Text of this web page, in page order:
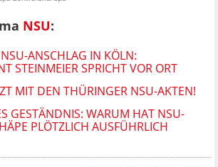
NSU:
ANSCHLAG IN KÖLN:
STEINMEIER SPRICHT VOR ORT
MIT DEN THÜRINGER NSU-AKTEN!
GESTÄNDNIS: WARUM HAT NSU-
PLÖTZLICH AUSFÜHRLICH